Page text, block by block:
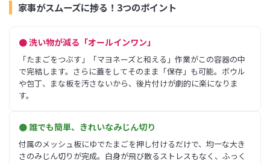
家事がスムーズに捗る！3つのポイント
● 洗い物が減る「オールインワン」
「たまごをつぶす」「マヨネーズと和える」作業がこの容器の中
で完結します。さらに蓋をしてそのまま「保存」も可能。ボウル
や包丁、まな板を汚さないから、後片付けが劇的に楽になりま
す。
● 誰でも簡単、きれいなみじん切り
付属のメッシュ板にゆでたまごを押し付けるだけで、均一な大き
さのみじん切りが完成。白身が飛び散るストレスもなく、ふっく